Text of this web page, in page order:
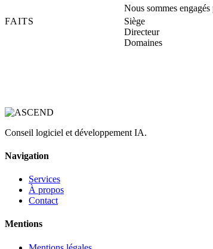
Nous sommes
FAITS
Siège
Directeur
Domaines
Conseil logiciel et développement IA.
Navigation
Services
À propos
Contact
Mentions